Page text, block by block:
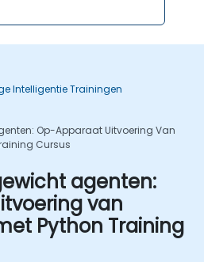
Intelligentie Trainingen
Op-Apparaat Uitvoering Van
Cursus
agenten:
van
Python Training